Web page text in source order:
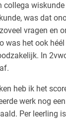
collega wiskunde
was dat
vragen en
was het ook
In
heb ik het
werk nog
Per leerling